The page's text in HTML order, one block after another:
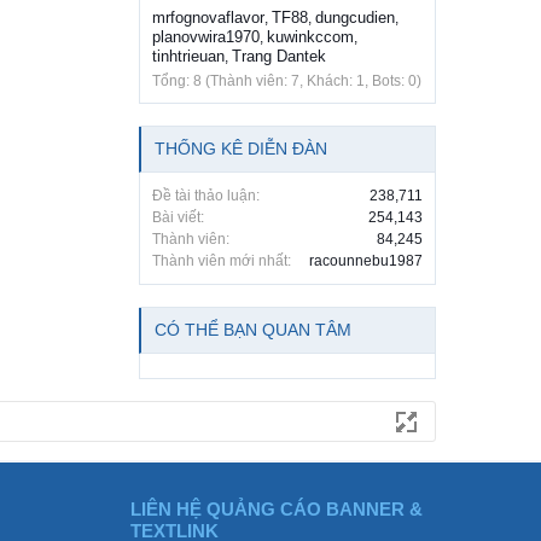
mrfognovaflavor, TF88, dungcudien,
planovwira1970, kuwinkccom,
tinhtrieuan, Trang Dantek
Tổng: 8 (Thành viên: 7, Khách: 1, Bots: 0)
THỐNG KÊ DIỄN ĐÀN
Đề tài thảo luận:
238,711
Bài viết:
254,143
Thành viên:
84,245
Thành viên mới nhất:
racounnebu1987
CÓ THỂ BẠN QUAN TÂM
LIÊN HỆ QUẢNG CÁO BANNER &
TEXTLINK